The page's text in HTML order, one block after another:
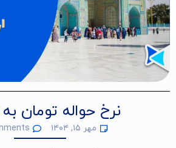
نرخ حواله تومان به
مهر ۱۵, ۱۴۰۴